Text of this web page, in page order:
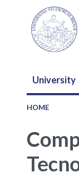
Skip to main content
University
HOME